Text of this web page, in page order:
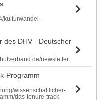
kulturwandel-
des DHV - Deutscher
newsletter
Programm
wissenschaftlicher-
das-tenure-track-